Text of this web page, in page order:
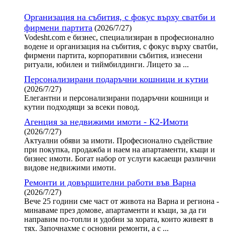
Организация на събития, с фокус върху сватби и
фирмени партита (2026/7/27)
Vodesht.com е бизнес, специализиран в професионално
водене и организация на събития, с фокус върху сватби,
фирмени партита, корпоративни събития, изнесени
ритуали, юбилеи и тиймбилдинги. Лицето за ...
Персонализирани подаръчни кошници и кутии
(2026/7/27)
Елегантни и персонализирани подаръчни кошници и
кутии подходящи за всеки повод.
Агенция за недвижими имоти - К2-Имоти
(2026/7/27)
Актуални обяви за имоти. Професионално съдействие
при покупка, продажба и наем на апартаменти, къщи и
бизнес имоти. Богат набор от услуги касаещи различни
видове недвижими имоти.
Ремонти и довършителни работи във Варна
(2026/7/27)
Вече 25 години сме част от живота на Варна и региона -
минаваме през домове, апартаменти и къщи, за да ги
направим по-топли и удобни за хората, които живеят в
тях. Започнахме с основни ремонти, а с ...